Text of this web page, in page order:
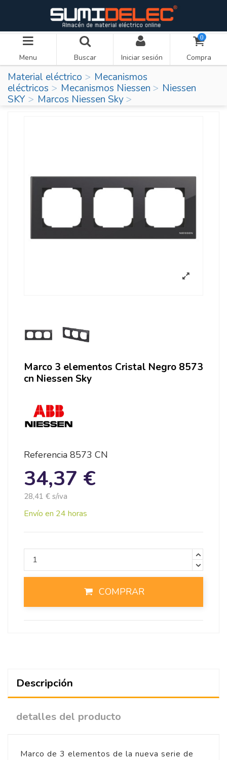
Menu Buscar Iniciar sesión
0
Compra
Material eléctrico
Mecanismos
eléctricos
Mecanismos Niessen
Niessen
SKY
Marcos Niessen Sky
Marco 3 elementos Cristal Negro 8573
cn Niessen Sky
Referencia 8573 CN
34,37 €
28,41 € s/iva
Envío en 24 horas
COMPRAR
Descripción
detalles del producto
Marco de 3 elementos de la nueva serie de